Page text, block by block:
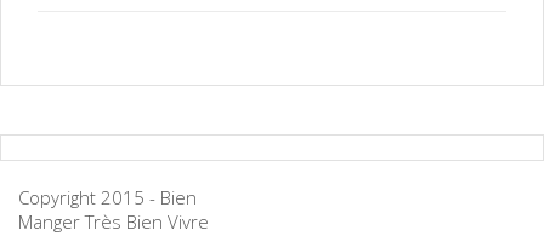
Copyright 2015 - Bien
Manger Très Bien Vivre